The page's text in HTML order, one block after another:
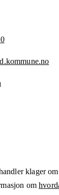
klager
om